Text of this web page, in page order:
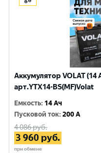
Аккумулятор VOLAT (14
арт.YTX14-BS(MF)Volat
Емкость: 14 Ач
Пусковой ток:200 A
4 086руб.
3 960 руб.
при обмене